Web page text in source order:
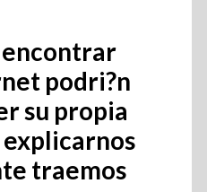
encontrar
podri?n
su propia
traemos